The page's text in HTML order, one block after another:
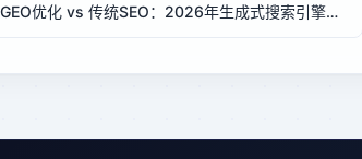
GEO优化 vs 传统SEO：2026年生成式搜索引擎排名的胜负手